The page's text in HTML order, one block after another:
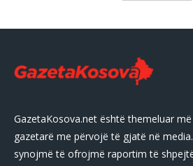
GazetaKosova.net është themeluar
gazetarë me përvojë të gjatë në
synojmë të ofrojmë raportim të